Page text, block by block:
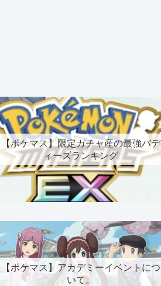
【ポケマス】限定ガチャ産の最強バデ
ィーズランキング
【ポケマス】アカデミーイベントにつ
いて。